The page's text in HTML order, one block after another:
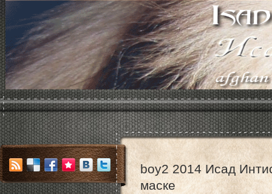
boy2 2014 Исад
маске